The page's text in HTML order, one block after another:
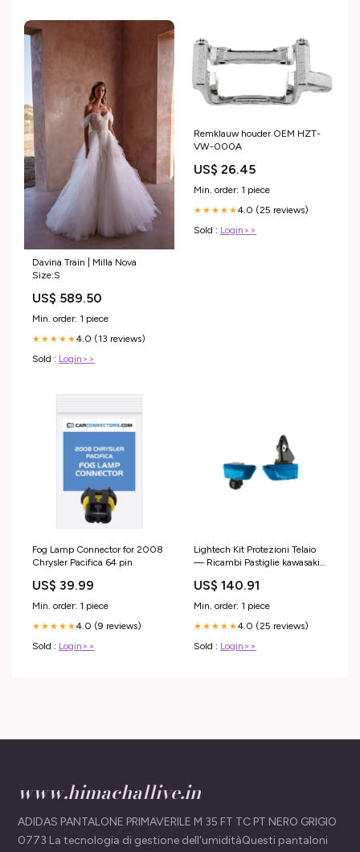
Davina Train | Milla Nova
Size:S
US$ 589.50
Min. order: 1 piece
★★★★★4.0 (13 reviews)
Sold : Login>>
Remklauw houder OEM HZT-
VW-000A
US$ 26.45
Min. order: 1 piece
★★★★★4.0 (25 reviews)
Sold : Login>>
Fog Lamp Connector for 2008
Chrysler Pacifica 64 pin
US$ 39.99
Min. order: 1 piece
★★★★★4.0 (9 reviews)
Sold : Login>>
Lightech Kit Protezioni Telaio
— Ricambi Pastiglie kawasaki
US$ 140.91
Min. order: 1 piece
★★★★★4.0 (25 reviews)
Sold : Login>>
www.himachallive.in
ADIDAS PANTALONE PRIMAVERILE M 35 FT TC PT NERO GRIGIO
0773 La tecnologia di gestione dell'umiditàQuesti pantaloni